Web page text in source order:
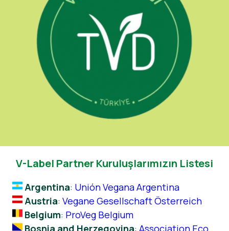
V-Label Partner Kuruluşlarımızın Listesi
Argentina: Unión Vegana Argentina
Austria: Vegane Gesellschaft Österreich
Belgium: ProVeg Belgium
Bosnia and Herzegovina: Association Eco